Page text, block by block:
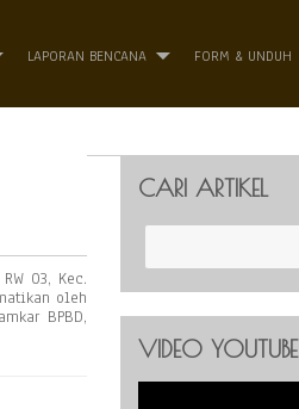
LAPORAN BENCANA FORM & UNDUH
03, Kec.
oleh
BPBD,
CARI ARTIKEL
VIDEO YOUTUBE